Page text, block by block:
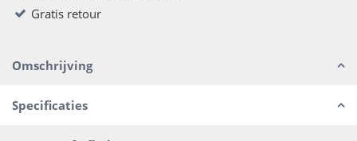
Gratis retour
Omschrijving
Specificaties